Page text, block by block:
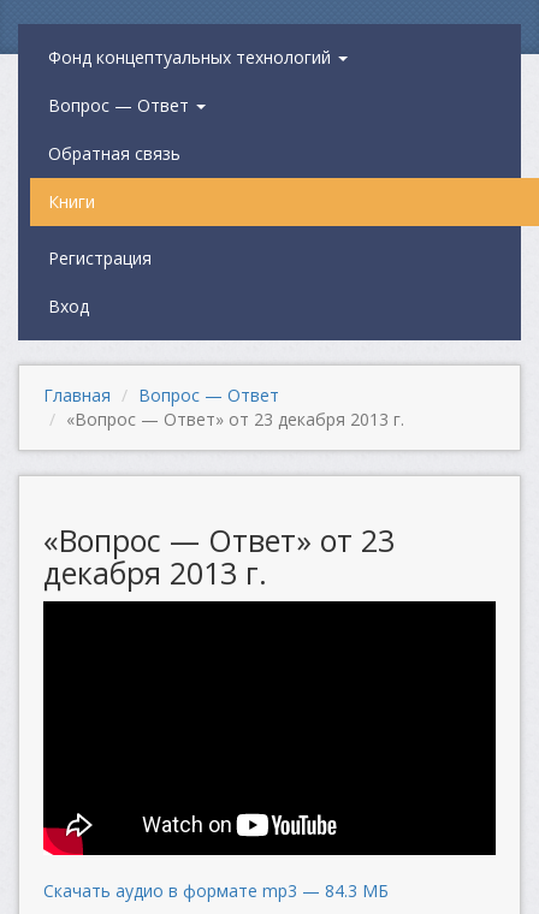
Фонд концептуальных технологий
Вопрос — Ответ
Обратная связь
Книги
Регистрация
Вход
Главная
Вопрос — Ответ
«Вопрос — Ответ» от 23 декабря 2013 г.
«Вопрос — Ответ» от 23
декабря 2013 г.
Скачать аудио в формате mp3 — 84.3 МБ